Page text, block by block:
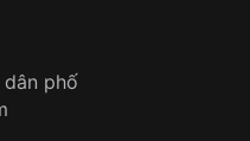
dân phố